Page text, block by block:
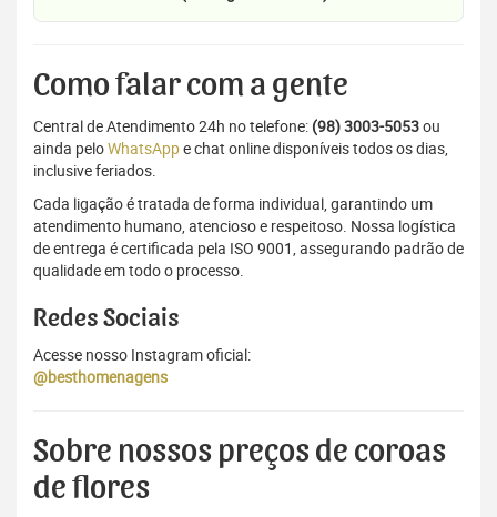
Como falar com a gente
Central de Atendimento 24h no telefone: (98) 3003-5053ou
ainda peloWhatsAppe chat online disponíveis todos os dias,
inclusive feriados.
Cada ligação é tratada de forma individual, garantindo um
atendimento humano, atencioso e respeitoso. Nossa logística
de entrega é certificada pela ISO 9001, assegurando padrão de
qualidade em todo o processo.
Redes Sociais
Acesse nosso Instagram oficial:
@besthomenagens
Sobre nossos preços de coroas
de flores